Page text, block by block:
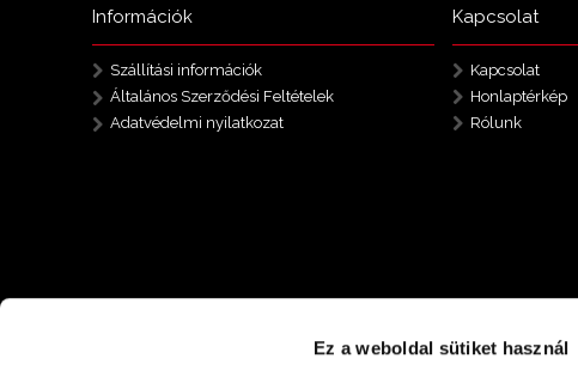
Ez a weboldal sütiket használ
Információk
Szállítási információk
Általános Szerződési Feltételek
Adatvédelmi nyilatkozat
Kapcsolat
Kapcsolat
Honlaptérkép
Rólunk